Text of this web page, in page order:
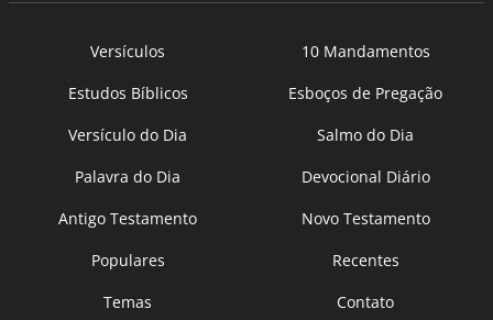
Versículos
10 Mandamentos
Estudos Bíblicos
Esboços de Pregação
Versículo do Dia
Salmo do Dia
Palavra do Dia
Devocional Diário
Antigo Testamento
Novo Testamento
Populares
Recentes
Temas
Contato